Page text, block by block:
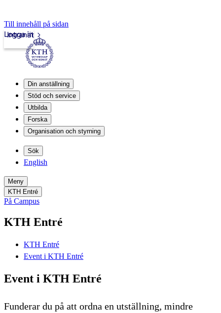
Till innehåll på sidan
Intranät
Logga in
Din anställning
Stöd och service
Utbilda
Forska
Organisation och styrning
Sök
English
Meny
KTH Entré
På Campus
KTH Entré
KTH Entré
Event i KTH Entré
Event i KTH Entré
Funderar du på att ordna en utställning, mindre